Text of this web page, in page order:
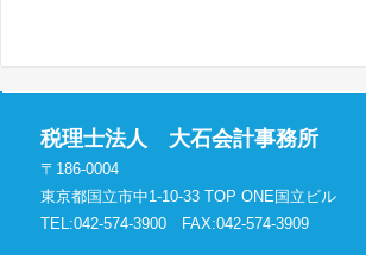
税理士法人 大石会計事務所
〒186-0004
東京都国立市中1-10-33 TOP ONE国立ビル
TEL:042-574-3900
FAX:042-574-3909